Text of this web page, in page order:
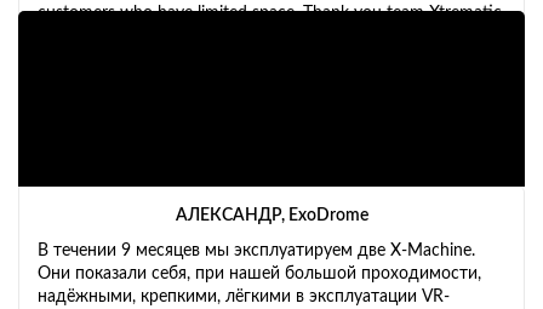
customers who have limited space. Thank you team Xtrematic
АЛЕКСАНДР, ExoDrome
В течении 9 месяцев мы эксплуатируем две X-Machine.
Они показали себя, при нашей большой проходимости,
надёжными, крепкими, лёгкими в эксплуатации VR-